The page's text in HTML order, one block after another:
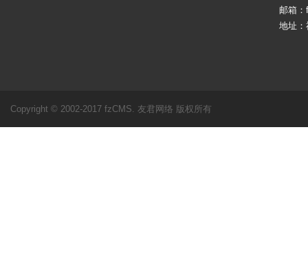
邮箱
地址
Copyright © 2002-2017 fzCMS. 友君网络 版权所有